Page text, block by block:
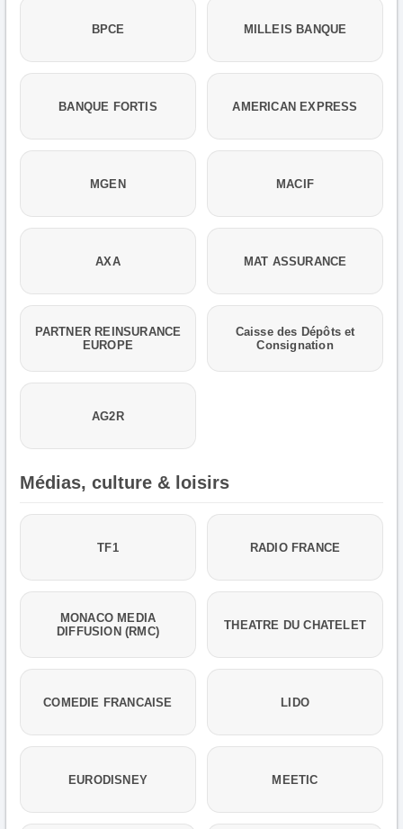
BPCE MILLEIS BANQUE
BANQUE FORTIS AMERICAN EXPRESS
MGEN MACIF
AXA MAT ASSURANCE
PARTNER REINSURANCE
EUROPE
Caisse des Dépôts et
Consignation
AG2R
Médias, culture & loisirs
TF1 RADIO FRANCE
MONACO MEDIA
DIFFUSION (RMC)
THEATRE DU CHATELET
COMEDIE FRANCAISE LIDO
EURODISNEY MEETIC